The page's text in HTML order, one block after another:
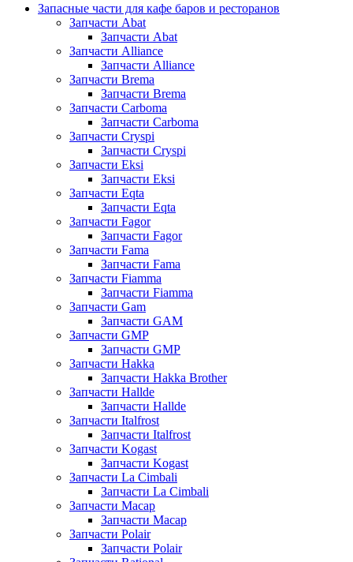
Запасные части для кафе баров и ресторанов
Запчасти Abat
Запчасти Abat
Запчасти Alliance
Запчасти Alliance
Запчасти Brema
Запчасти Brema
Запчасти Carboma
Запчасти Carboma
Запчасти Cryspi
Запчасти Cryspi
Запчасти Eksi
Запчасти Eksi
Запчасти Eqta
Запчасти Eqta
Запчасти Fagor
Запчасти Fagor
Запчасти Fama
Запчасти Fama
Запчасти Fiamma
Запчасти Fiamma
Запчасти Gam
Запчасти GAM
Запчасти GMP
Запчасти GMP
Запчасти Hakka
Запчасти Hakka Brother
Запчасти Hallde
Запчасти Hallde
Запчасти Italfrost
Запчасти Italfrost
Запчасти Kogast
Запчасти Kogast
Запчасти La Cimbali
Запчасти La Cimbali
Запчасти Macap
Запчасти Macap
Запчасти Polair
Запчасти Polair